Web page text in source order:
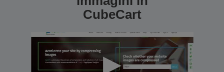
CubeCart